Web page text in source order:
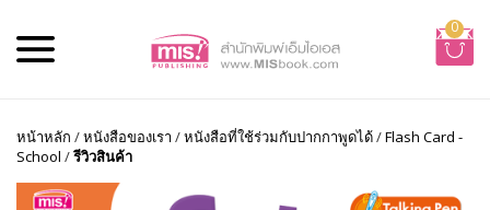
0
หน้าหลัก /หนังสือของเรา /หนังสือที่ใช้ร่วมกับปากกาพูดได้/Flash Card -
School /รีวิวสินค้า